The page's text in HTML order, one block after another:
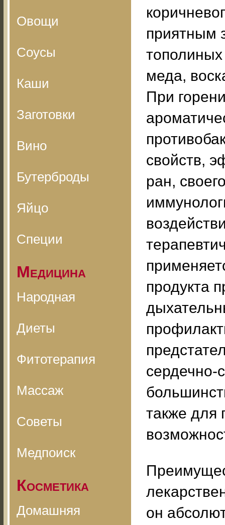
Овощи
Соусы
Каши
Заготовки
Вино
Бутерброды
Яйцо
Специи
Медицина
Народная
Диеты
Фитотерапия
Массаж
Советы
Медпоиск
Косметика
Домашняя
приятным
тополиных
меда,
При
свойств,
ран,
продукта
сердечно-
также для
он